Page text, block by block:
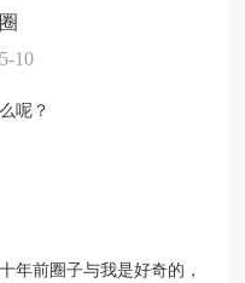
10
呢？
年前圈子与我是好奇的，